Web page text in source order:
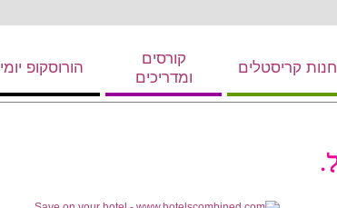
חנות קריסטלים
קורסים
ומדריכים
הורוסקופ יומי